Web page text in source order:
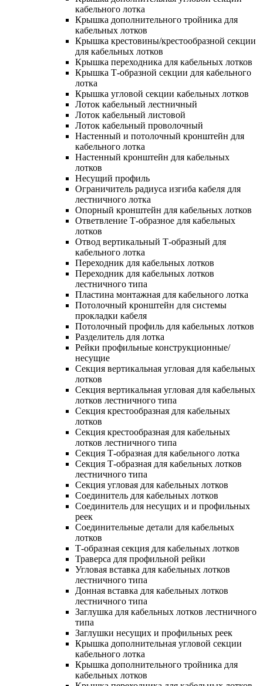
кабельного лотка
Крышка дополнительного тройника для
кабельных лотков
Крышка крестовины/крестообразной секции
для кабельных лотков
Крышка переходника для кабельных лотков
Крышка Т-образной секции для кабельного
лотка
Крышка угловой секции кабельных лотков
Лоток кабельный лестничный
Лоток кабельный листовой
Лоток кабельный проволочный
Настенный и потолочный кронштейн для
кабельного лотка
Настенный кронштейн для кабельных
лотков
Несущий профиль
Ограничитель радиуса изгиба кабеля для
лестничного лотка
Опорный кронштейн для кабельных лотков
Ответвление Т-образное для кабельных
лотков
Отвод вертикальный Т-образный для
кабельного лотка
Переходник для кабельных лотков
Переходник для кабельных лотков
лестничного типа
Пластина монтажная для кабельного лотка
Потолочный кронштейн для системы
прокладки кабеля
Потолочный профиль для кабельных лотков
Разделитель для лотка
Рейки профильные конструкционные/
несущие
Секция вертикальная угловая для кабельных
лотков
Секция вертикальная угловая для кабельных
лотков лестничного типа
Секция крестообразная для кабельных
лотков
Секция крестообразная для кабельных
лотков лестничного типа
Секция Т-образная для кабельного лотка
Секция Т-образная для кабельных лотков
лестничного типа
Секция угловая для кабельных лотков
Соединитель для кабельных лотков
Соединитель для несущих и и профильных
реек
Соединительные детали для кабельных
лотков
Т-образная секция для кабельных лотков
Траверса для профильной рейки
Угловая вставка для кабельных лотков
лестничного типа
Донная вставка для кабельных лотков
лестничного типа
Заглушка для кабельных лотков лестничного
типа
Заглушки несущих и профильных реек
Крышка дополнительная угловой секции
кабельного лотка
Крышка дополнительного тройника для
кабельных лотков